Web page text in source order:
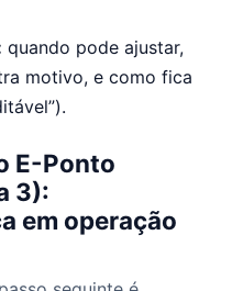
quando pode ajustar,
motivo, e como fica
E-Ponto
3):
em operação